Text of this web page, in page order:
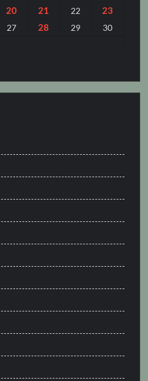
20 21 22
23
27 28 29
30